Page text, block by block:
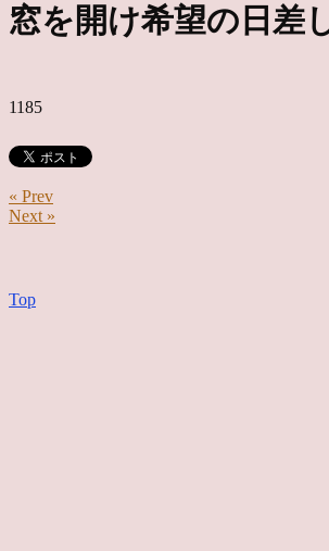
窓を開け希望の日差
1185
« Prev
Next »
Top